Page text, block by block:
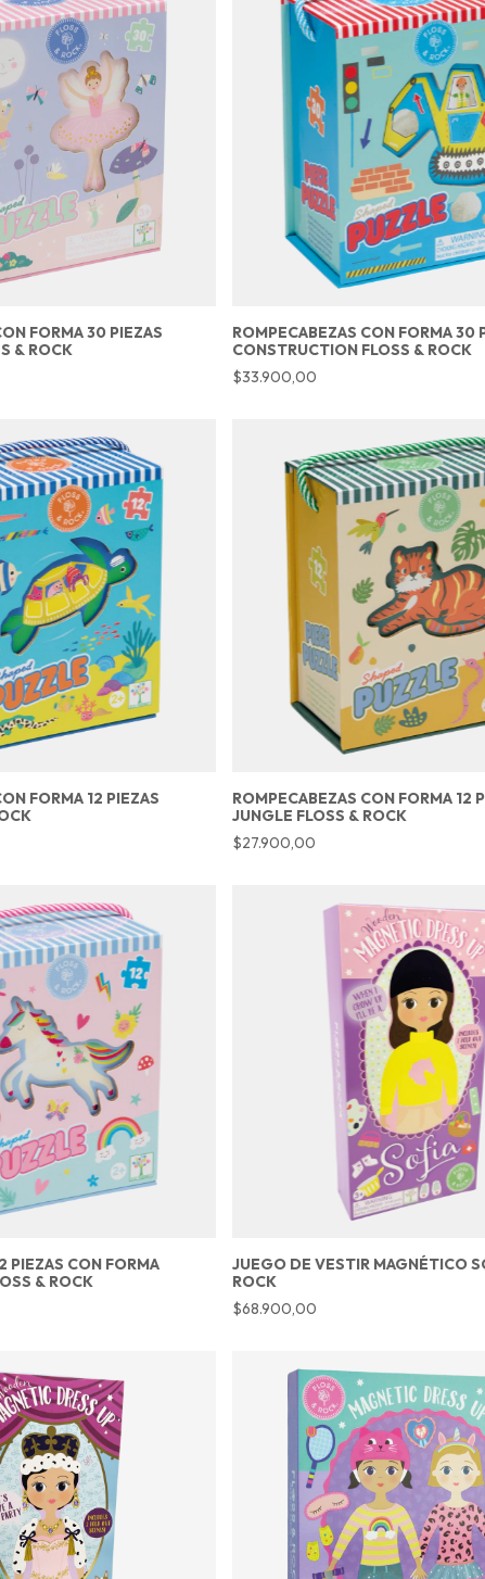
FORMA 30 PIEZAS
& ROCK
ROMPECABEZAS CON FORMA 30
CONSTRUCTION FLOSS & ROCK
$33.900,00
FORMA 12 PIEZAS
ROMPECABEZAS CON FORMA 12
JUNGLE FLOSS & ROCK
$27.900,00
PIEZAS CON FORMA
& ROCK
JUEGO DE VESTIR MAGNÉTICO
ROCK
$68.900,00